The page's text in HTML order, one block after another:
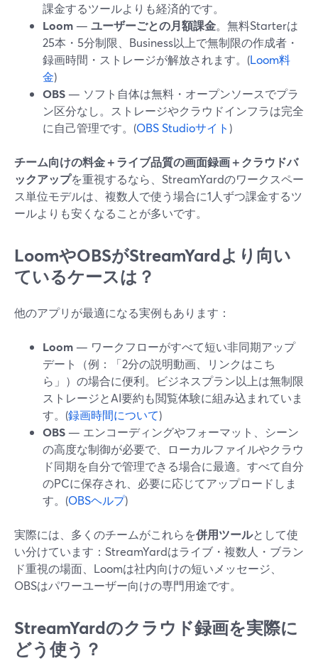
課金するツールよりも経済的です。
Loom — ユーザーごとの月額課金。無料Starterは
25本・5分制限、Business以上で無制限の作成者・
録画時間・ストレージが解放されます。(Loom料
金)
OBS — ソフト自体は無料・オープンソースでプラ
ン区分なし。ストレージやクラウドインフラは完全
に自己管理です。(OBS Studioサイト )
チーム向けの料金＋ライブ品質の画面録画＋クラウドバ
ックアップを重視するなら、StreamYardのワークスペー
ス単位モデルは、複数人で使う場合に1人ずつ課金するツ
ールよりも安くなることが多いです。
LoomやOBSがStreamYardより向い
ているケースは？
他のアプリが最適になる実例もあります：
Loom — ワークフローがすべて短い非同期アップ
デート（例：「2分の説明動画、リンクはこち
ら」）の場合に便利。ビジネスプラン以上は無制限
ストレージとAI要約も閲覧体験に組み込まれていま
す。(録画時間について)
OBS — エンコーディングやフォーマット、シーン
の高度な制御が必要で、ローカルファイルやクラウ
ド同期を自分で管理できる場合に最適。すべて自分
のPCに保存され、必要に応じてアップロードしま
す。(OBSヘルプ)
実際には、多くのチームがこれらを併用ツールとして使
い分けています：StreamYardはライブ・複数人・ブラン
ド重視の場面、Loomは社内向けの短いメッセージ、
OBSはパワーユーザー向けの専門用途です。
StreamYardのクラウド録画を実際に
どう使う？